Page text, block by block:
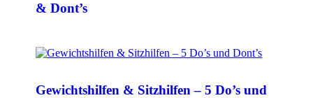
& Dont’s
Gewichtshilfen & Sitzhilfen – 5 Do’s und